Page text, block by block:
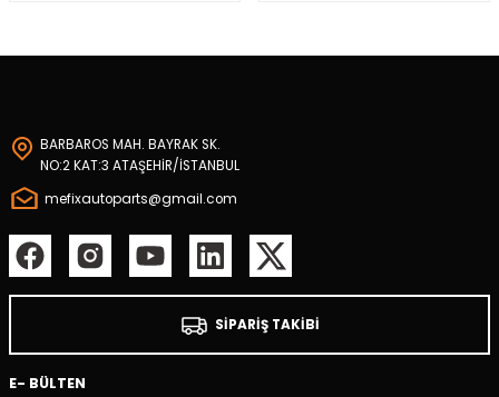
BARBAROS MAH. BAYRAK SK.
NO:2 KAT:3 ATAŞEHİR/İSTANBUL
mefixautoparts@gmail.com
SİPARİŞ TAKİBİ
E- BÜLTEN